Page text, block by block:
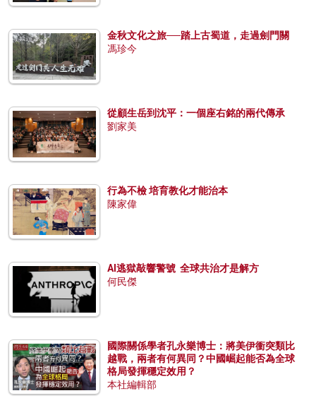
金秋文化之旅──踏上古蜀道，走過劍門關
馮珍今
從顧生岳到沈平：一個座右銘的兩代傳承
劉家美
行為不檢 培育教化才能治本
陳家偉
AI逃獄敲響警號 全球共治才是解方
何民傑
國際關係學者孔永樂博士：將美伊衝突類比
越戰，兩者有何異同？中國崛起能否為全球
格局發揮穩定效用？
本社編輯部